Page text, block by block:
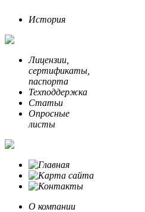
История
Лицензии,
сертификаты,
паспорта
Техподдержка
Статьи
Опросные
листы
О компании